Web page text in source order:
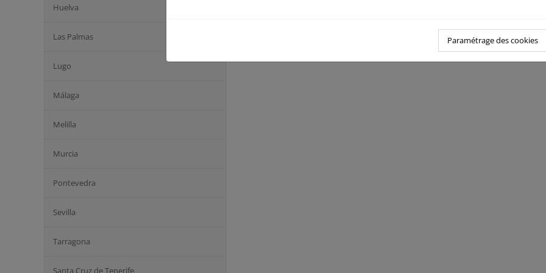
Huelva
Las Palmas
Lugo
Málaga
Melilla
Murcia
Pontevedra
Sevilla
Tarragona
Santa Cruz de Tenerife
Paramétrage des cookies